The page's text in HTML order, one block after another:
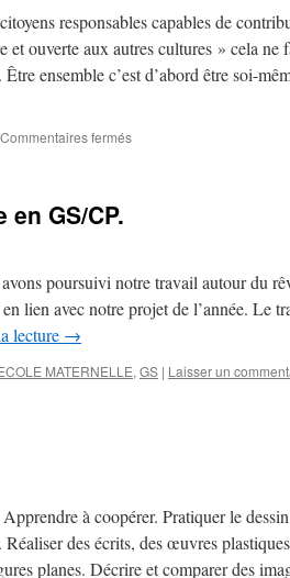
2 –
En
CP.
responsables capables de
et ouverte aux autres cultures » cela ne
ensemble c’est d’abord être soi-
Commentaires ferméssur
classe
!
GS/CP.
poursuivi notre travail autour du
lien avec notre projet de l’année. Le
lecture →
MATERNELLE, GS | Laisser un
à coopérer. Pratiquer le
Réaliser des écrits, des œuvres
planes. Décrire et comparer des